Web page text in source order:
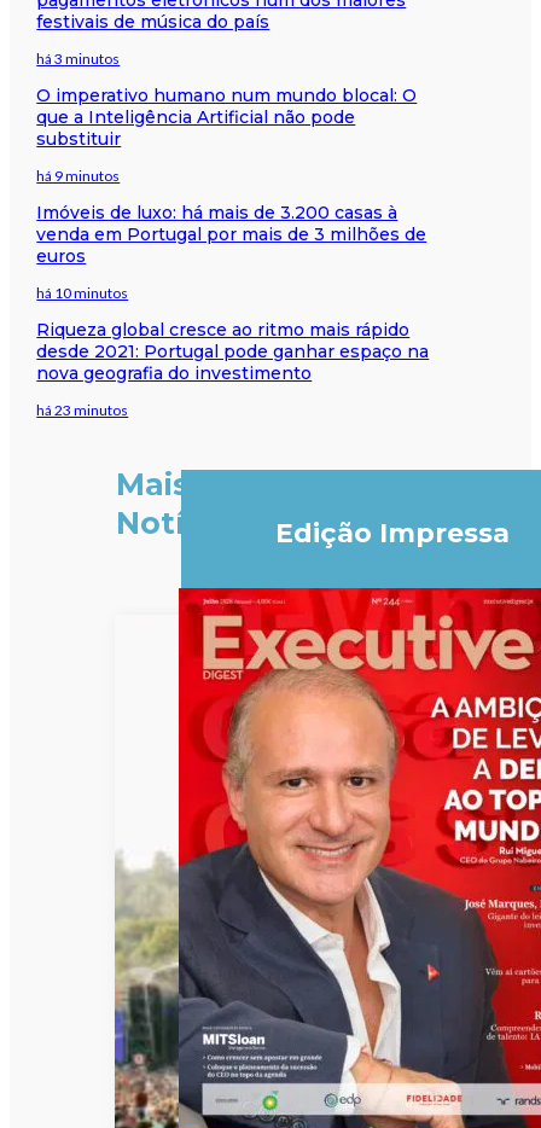
festivais de música do país
há 3 minutos
O imperativo humano num mundo blocal: O
que a Inteligência Artificial não pode
substituir
há 9 minutos
Imóveis de luxo: há mais de 3.200 casas à
venda em Portugal por mais de 3 milhões de
euros
há 10 minutos
Riqueza global cresce ao ritmo mais rápido
desde 2021: Portugal pode ganhar espaço na
nova geografia do investimento
há 23 minutos
Mais
Notícias
Edição Impressa